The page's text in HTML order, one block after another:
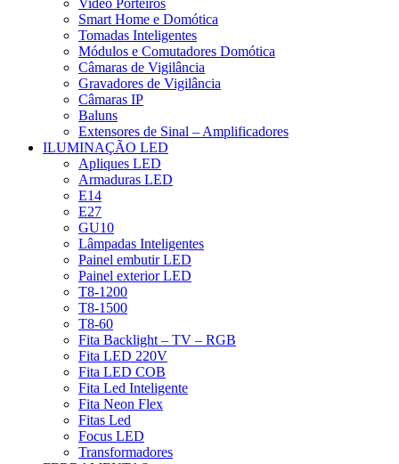
Video Porteiros
Smart Home e Domótica
Tomadas Inteligentes
Módulos e Comutadores Domótica
Câmaras de Vigilância
Gravadores de Vigilância
Câmaras IP
Baluns
Extensores de Sinal – Amplificadores
ILUMINAÇÃO LED
Apliques LED
Armaduras LED
E14
E27
GU10
Lâmpadas Inteligentes
Painel embutir LED
Painel exterior LED
T8-1200
T8-1500
T8-60
Fita Backlight – TV – RGB
Fita LED 220V
Fita LED COB
Fita Led Inteligente
Fita Neon Flex
Fitas Led
Focus LED
Transformadores